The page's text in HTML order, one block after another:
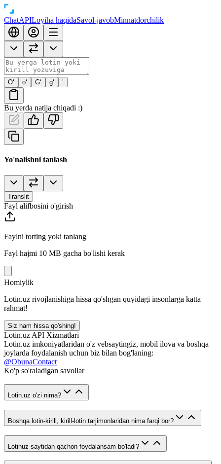
ChatAPILoyiha haqidaSavol-javobMinnatdorchilik
O‘ o‘ G‘ g‘ ’
Bu yerda natija chiqadi :)
Yo'nalishni tanlash
Translit
Fayl alifbosini o'girish
Faylni torting yoki tanlang
Fayl hajmi 10 MB gacha bo'lishi kerak
Homiylik
Lotin.uz rivojlanishiga hissa qo'shgan quyidagi insonlarga katta
rahmat!
Siz ham hissa qo'shing!
Lotin.uz API Xizmatlari
Lotin.uz imkoniyatlaridan o'z vebsaytingiz, mobil ilova va boshqa
joylarda foydalanish uchun biz bilan bog'laning:
@ObunaContact
Ko'p so'raladigan savollar
Lotin.uz o'zi nima?
Boshqa lotin-kirill, kirill-lotin tarjimonlaridan nima farqi bor?
Lotinuz saytidan qachon foydalansam bo'ladi?